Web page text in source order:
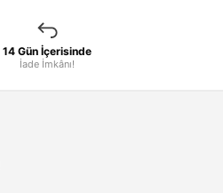
14 Gün İçerisinde
İade İmkânı!